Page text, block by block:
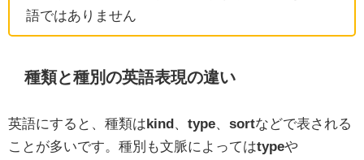
語ではありません
種類と種別の英語表現の違い
英語にすると、種類はkind type sortなどで表される
ことが多いです。種別も文脈によってはtypeや